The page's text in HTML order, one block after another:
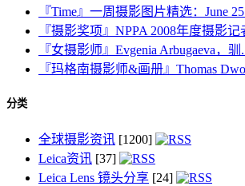
『Time』一周摄影图片精选：June
『摄影奖项』NPPA 2008年度摄影记
『女摄影师』Evgenia Arbugaeva，驯
『玛格南摄影师&画册』Thomas
分类
全球摄影资讯 [1200]
Leica资讯 [37]
Leica Lens 镜头分享 [24]